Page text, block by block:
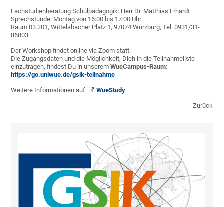
Fachstudienberatung Schulpädagogik: Herr Dr. Matthias Erhardt
Sprechstunde: Montag von 16:00 bis 17:00 Uhr
Raum 03.201, Wittelsbacher Platz 1, 97074 Würzburg, Tel. 0931/31-
86803
Der Workshop findet online via Zoom statt.
Die Zugangsdaten und die Möglichkeit, Dich in die Teilnahmeliste
einzutragen, findest Du in unseremWueCampus-Raum:
https://go.uniwue.de/gsik-teilnahme
Weitere Informationen auf WueStudy.
Zurück